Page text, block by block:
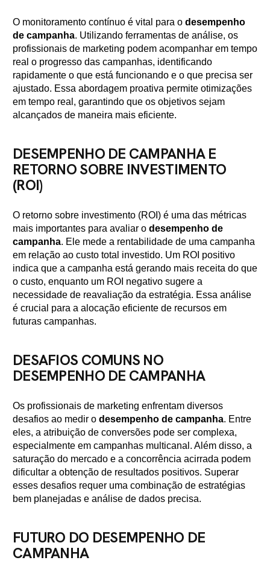
O monitoramento contínuo é vital para o desempenho
de campanha. Utilizando ferramentas de análise, os
profissionais de marketing podem acompanhar em tempo
real o progresso das campanhas, identificando
rapidamente o que está funcionando e o que precisa ser
ajustado. Essa abordagem proativa permite otimizações
em tempo real, garantindo que os objetivos sejam
alcançados de maneira mais eficiente.
DESEMPENHO DE CAMPANHA E
RETORNO SOBRE INVESTIMENTO
(ROI)
O retorno sobre investimento (ROI) é uma das métricas
mais importantes para avaliar o desempenho de
campanha. Ele mede a rentabilidade de uma campanha
em relação ao custo total investido. Um ROI positivo
indica que a campanha está gerando mais receita do que
o custo, enquanto um ROI negativo sugere a
necessidade de reavaliação da estratégia. Essa análise
é crucial para a alocação eficiente de recursos em
futuras campanhas.
DESAFIOS COMUNS NO
DESEMPENHO DE CAMPANHA
Os profissionais de marketing enfrentam diversos
desafios ao medir o desempenho de campanha. Entre
eles, a atribuição de conversões pode ser complexa,
especialmente em campanhas multicanal. Além disso, a
saturação do mercado e a concorrência acirrada podem
dificultar a obtenção de resultados positivos. Superar
esses desafios requer uma combinação de estratégias
bem planejadas e análise de dados precisa.
FUTURO DO DESEMPENHO DE
CAMPANHA